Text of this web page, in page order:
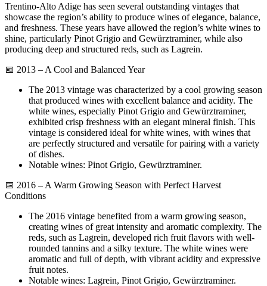
Trentino-Alto Adige has seen several outstanding vintages that
showcase the region’s ability to produce wines of elegance, balance,
and freshness. These years have allowed the region’s white wines to
shine, particularly Pinot Grigio and Gewürztraminer, while also
producing deep and structured reds, such as Lagrein.
📅 2013 – A Cool and Balanced Year
The 2013 vintage was characterized by a cool growing season
that produced wines with excellent balance and acidity. The
white wines, especially Pinot Grigio and Gewürztraminer,
exhibited crisp freshness with an elegant mineral finish. This
vintage is considered ideal for white wines, with wines that
are perfectly structured and versatile for pairing with a variety
of dishes.
Notable wines: Pinot Grigio, Gewürztraminer.
📅 2016 – A Warm Growing Season with Perfect Harvest
Conditions
The 2016 vintage benefited from a warm growing season,
creating wines of great intensity and aromatic complexity. The
reds, such as Lagrein, developed rich fruit flavors with well-
rounded tannins and a silky texture. The white wines were
aromatic and full of depth, with vibrant acidity and expressive
fruit notes.
Notable wines: Lagrein, Pinot Grigio, Gewürztraminer.